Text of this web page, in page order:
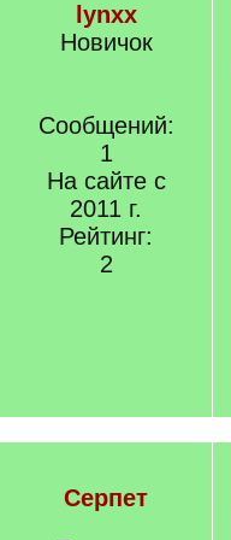
lynxx
Новичок
Сообщений:
1
На сайте с
2011 г.
Рейтинг:
2
Серпет